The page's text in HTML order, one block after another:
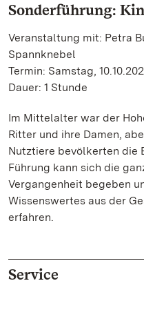
Sonderführung:
Veranstaltung mit: Petra
Spannknebel
Termin: Samstag,
Dauer: 1 Stunde
Im Mittelalter war der
Ritter und ihre Damen,
Nutztiere bevölkerten die
Führung kann sich die
Vergangenheit begeben
Wissenswertes aus der
erfahren.
Service